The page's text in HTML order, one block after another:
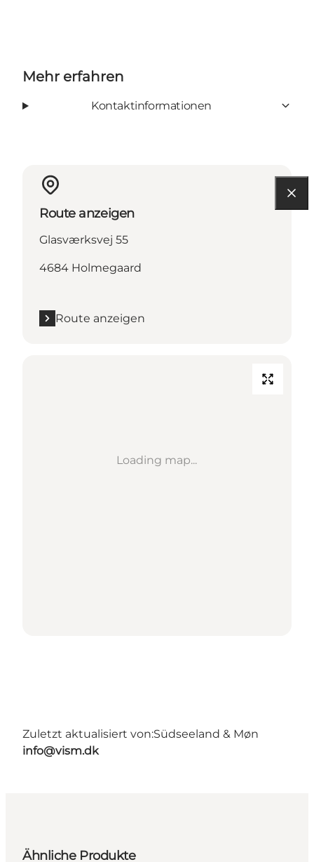
Mehr erfahren
Kontaktinformationen
Route anzeigen
Glasværksvej 55
4684 Holmegaard
Route anzeigen
Loading map...
Zuletzt aktualisiert von:Südseeland & Møn
info@vism.dk
Ähnliche Produkte